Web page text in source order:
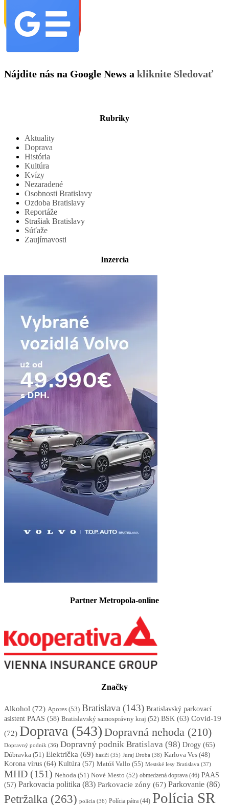
Nájdite nás na Google News a kliknite Sledovať
Rubriky
Aktuality
Doprava
História
Kultúra
Kvízy
Nezaradené
Osobnosti Bratislavy
Ozdoba Bratislavy
Reportáže
Strašiak Bratislavy
Súťaže
Zaujímavosti
Inzercia
Partner Metropola-online
Značky
Alkohol (72) Apores (53) Bratislava (143) Bratislavský parkovací
asistent PAAS (58) Bratislavský samosprávny kraj (52) BSK (63) Covid-19
(72) Doprava (543) Dopravná nehoda (210)
Dopravný podnik (36) Dopravný podnik Bratislava (98) Drogy (65)
Dúbravka (51) Električka (69) hasiči (35) Juraj Droba (38) Karlova Ves (48)
Korona vírus (64) Kultúra (57) Matúš Vallo (55) Mestské lesy Bratislava (37)
MHD (151) Nehoda (51) Nové Mesto (52) obmedzená doprava (46) PAAS
(57) Parkovacia politika (83) Parkovacie zóny (67) Parkovanie (86)
Petržalka (263) polícia (36) Polícia pátra (44) Polícia SR